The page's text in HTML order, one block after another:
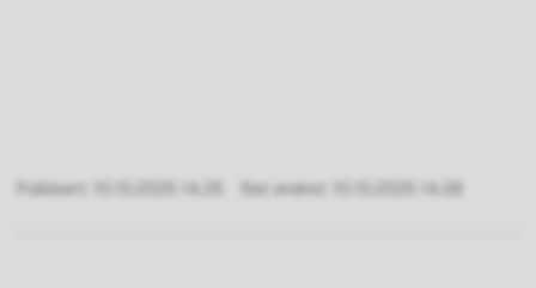
Publisert Sist endret